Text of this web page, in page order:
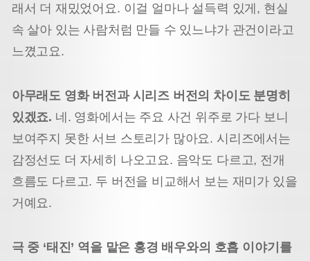
래서 더 재밌었어요. 이걸 얼마나 설득력 있게, 현실
속 살아 있는 사람처럼 만들 수 있느냐가 관건이라고
느꼈고요.
아무래도 영화 버전과 시리즈 버전의 차이도 분명히
있겠죠. 네. 영화에서는 주요 사건 위주로 가다 보니
보여주지 못한 서브 스토리가 많아요. 시리즈에서는
감정선도 더 자세히 나오고요. 음악도 다르고, 전개
흐름도 다르고. 두 버전을 비교해서 보는 재미가 있을
거예요.
극 중 ‘태진’ 역을 맡은 홍경 배우와의 호흡 이야기를